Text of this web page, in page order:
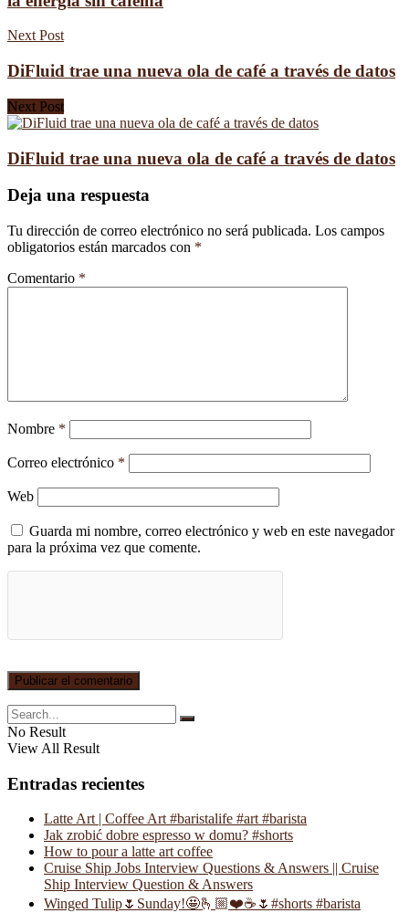
Next Post
DiFluid trae una nueva ola de café a través de datos
Next Post
DiFluid trae una nueva ola de café a través de datos
Deja una respuesta
Tu dirección de correo electrónico no será publicada. Los campos
obligatorios están marcados con *
Comentario *
Nombre *
Correo electrónico *
Web
Guarda mi nombre, correo electrónico y web en este navegador
para la próxima vez que comente.
No Result
View All Result
Entradas recientes
Latte Art | Coffee Art #baristalife #art #barista
Jak zrobić dobre espresso w domu? #shorts
How to pour a latte art coffee
Cruise Ship Jobs Interview Questions & Answers || Cruise
Ship Interview Question & Answers
Winged Tulip🌷Sunday!🤩🫰🏼❤️☕️🌷#shorts #barista